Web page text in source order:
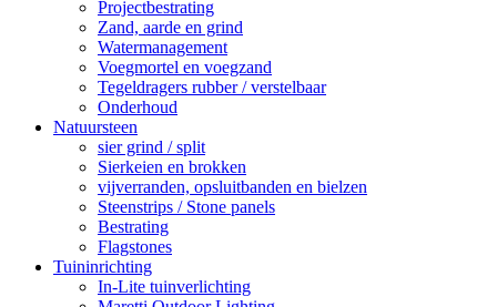
Projectbestrating
Zand, aarde en grind
Watermanagement
Voegmortel en voegzand
Tegeldragers rubber / verstelbaar
Onderhoud
Natuursteen
sier grind / split
Sierkeien en brokken
vijverranden, opsluitbanden en bielzen
Steenstrips / Stone panels
Bestrating
Flagstones
Tuininrichting
In-Lite tuinverlichting